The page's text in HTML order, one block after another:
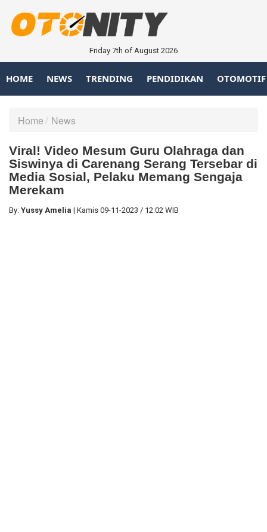
Friday 7th of August 2026
HOME NEWS TRENDING PENDIDIKAN OTOMOTIF
Home News
Viral! Video Mesum Guru Olahraga dan
Siswinya di Carenang Serang Tersebar di
Media Sosial, Pelaku Memang Sengaja
Merekam
By: Yussy Amelia | Kamis 09-11-2023 / 12:02 WIB